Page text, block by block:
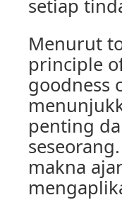
setiap
Menurut
principle
goodness
penting
makna